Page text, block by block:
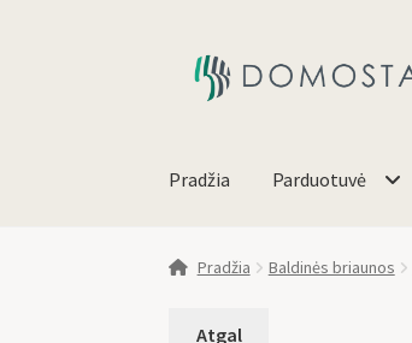
Pradžia Parduotuvė
Pradžia Baldinės briaunos